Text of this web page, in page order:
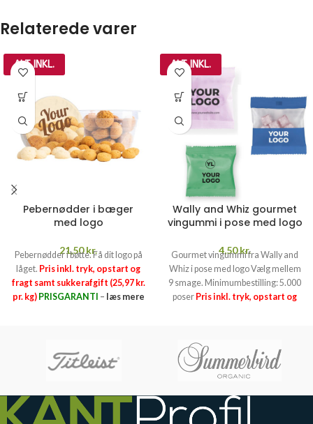
TRYK
695,-
Relaterede varer
ALT INKL.
Pebernødder i bæger
med logo
21,50kr.
Pebernødder i bøtte. Få dit logo på
låget. Pris inkl. tryk, opstart og
fragt samt sukkerafgift (25,97 kr.
pr. kg) PRISGARANTI – læs mere
ALT INKL.
Wally and Whiz gourmet
vingummi i pose med logo
4,50kr.
Gourmet vingummi fra Wally and
Whiz i pose med logo Vælg mellem
9 smage. Minimumbestilling: 5.000
poser Pris inkl. tryk, opstart og